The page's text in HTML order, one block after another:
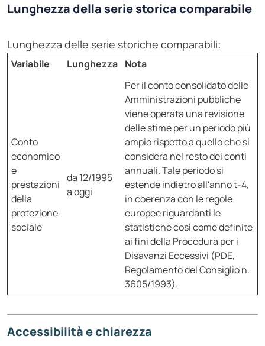
Lunghezza della serie storica comparabile
Lunghezza delle serie storiche comparabili:
Variabile Lunghezza Nota
Conto
economico
e
prestazioni
della
protezione
sociale
da 12/1995
a oggi
Per il conto consolidato delle
Amministrazioni pubbliche
viene operata una revisione
delle stime per un periodo più
ampio rispetto a quello che si
considera nel resto dei conti
annuali. Tale periodo si
estende indietro all'anno t-4,
in coerenza con le regole
europee riguardanti le
statistiche così come definite
ai fini della Procedura per i
Disavanzi Eccessivi (PDE,
Regolamento del Consiglio n.
3605/1993).
Accessibilità e chiarezza